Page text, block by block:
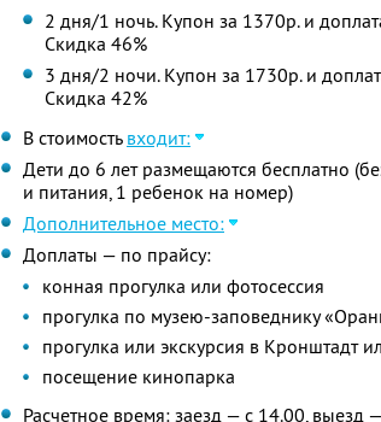
2 дня/1 ночь. Купон за 1370р. и
Скидка 46%
3 дня/2 ночи. Купон за 1730р. и
Скидка 42%
В стоимость входит:
Дети до 6 лет размещаются бесплатно
и питания, 1 ребенок на номер)
Дополнительное место:
Доплаты — по прайсу:
конная прогулка или фотосессия
прогулка по музею-заповеднику
прогулка или экскурсия в Кронштадт
посещение кинопарка
Расчетное время: заезд — с 14.00, выезд